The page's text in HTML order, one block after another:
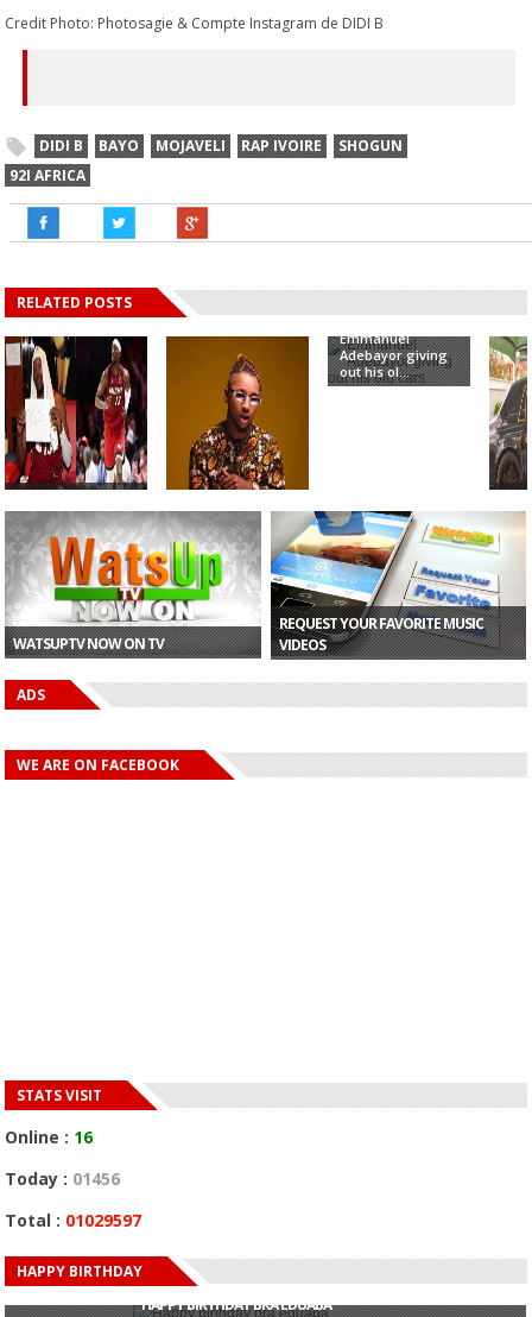
Credit Photo: Photosagie & Compte Instagram de DIDI B
DIDI B BAYO MOJAVELI RAP IVOIRE
SHOGUN
92I AFRICA
RELATED POSTS
Drops 83 Points,
Surpas...
“Stay Away From
Niger Delta”- Y...
Emmanuel
Adebayor giving
out his ol...
ow...
WATSUPTV NOW ON TV
REQUEST YOUR FAVORITE MUSIC
VIDEOS
ADS
WE ARE ON FACEBOOK
STATS VISIT
Online : 16
Today : 01456
Total : 01029597
HAPPY BIRTHDAY
HAPPY BIRTHDAY JOHN DUMELO
HAPPY BIRTHDAY BRA EDUABA